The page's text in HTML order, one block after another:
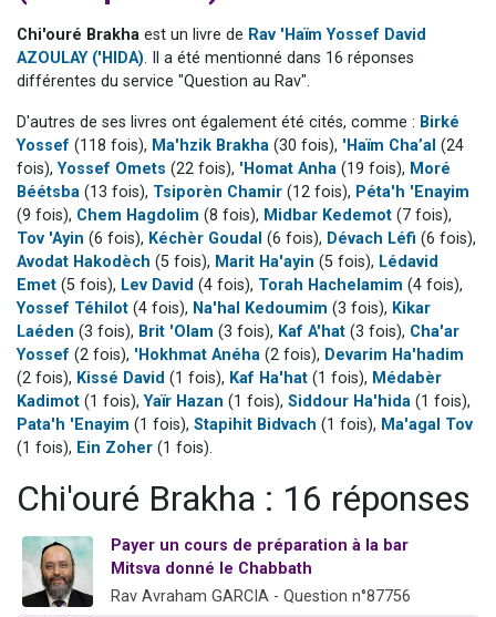
Il reste 49 places pour étudier en groupe sur Zoom
2 personnes viennent de nous rejoindre sur WhatsApp
Chi'ouré Brakha est un livre de Rav 'Haïm Yossef David
AZOULAY ('HIDA). Il a été mentionné dans 16 réponses
différentes du service "Question au Rav".
D'autres de ses livres ont également été cités, comme : Birké
Yossef (118 fois), Ma'hzik Brakha (30 fois), 'Haïm Cha’al (24
fois), Yossef Omets (22 fois), 'Homat Anha (19 fois), Moré
Béétsba (13 fois), Tsiporèn Chamir (12 fois), Péta'h 'Enayim
(9 fois), Chem Hagdolim (8 fois), Midbar Kedemot (7 fois),
Tov 'Ayin (6 fois), Kéchèr Goudal (6 fois), Dévach Léfi (6 fois),
Avodat Hakodèch (5 fois), Marit Ha'ayin (5 fois), Lédavid
Emet (5 fois), Lev David (4 fois), Torah Hachelamim (4 fois),
Yossef Téhilot (4 fois), Na'hal Kedoumim (3 fois), Kikar
Laéden (3 fois), Brit 'Olam (3 fois), Kaf A'hat (3 fois), Cha'ar
Yossef (2 fois), 'Hokhmat Anéha (2 fois), Devarim Ha'hadim
(2 fois), Kissé David (1 fois), Kaf Ha'hat (1 fois), Médabèr
Kadimot (1 fois), Yaïr Hazan (1 fois), Siddour Ha'hida (1 fois),
Pata'h 'Enayim (1 fois), Stapihit Bidvach (1 fois), Ma'agal Tov
(1 fois), Ein Zoher (1 fois).
Chi'ouré Brakha : 16 réponses
Payer un cours de préparation à la bar
Mitsva donné le Chabbath
Rav Avraham GARCIA - Question n°87756